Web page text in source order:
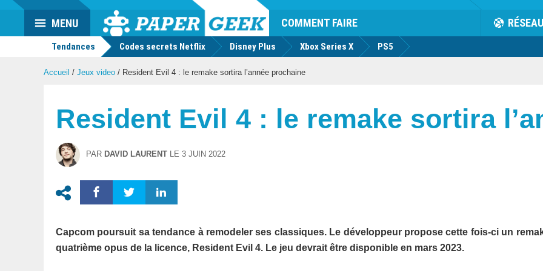
Actu
geek
COMMENT FAIRE RÉSEAU
MENU
Tendances Codes secrets Netflix Disney Plus Xbox Series X PS5
Accueil / Jeux video / Resident Evil 4 : le remake sortira l’année prochaine
Resident Evil 4 : le remake sortira
PAR DAVID LAURENT LE 3 JUIN 2022
Capcom poursuit sa tendance à remodeler ses classiques. Le développeur propose cette fois-ci un
quatrième opus de la licence, Resident Evil 4. Le jeu devrait être disponible en mars 2023.